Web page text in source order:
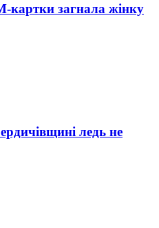
картки загнала жінку
ледь не